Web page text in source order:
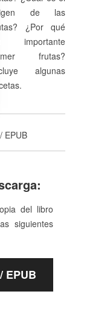
de las
¿Por qué
importante
frutas?
algunas
EPUB
del libro
siguientes
EPUB